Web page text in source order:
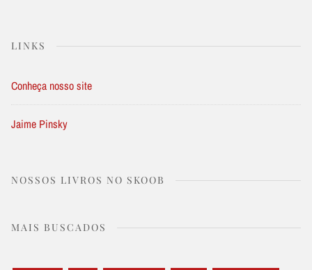
LINKS
Conheça nosso site
Jaime Pinsky
NOSSOS LIVROS NO SKOOB
MAIS BUSCADOS